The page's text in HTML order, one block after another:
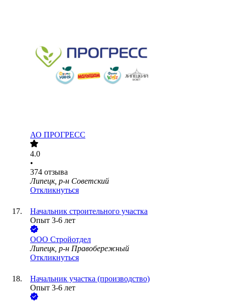
АО ПРОГРЕСС
4.0
•
374 отзыва
Липецк, р-н Советский
Откликнуться
Начальник строительного участка
Опыт 3-6 лет
ООО Стройотдел
Липецк, р-н Правобережный
Откликнуться
Начальник участка (производство)
Опыт 3-6 лет